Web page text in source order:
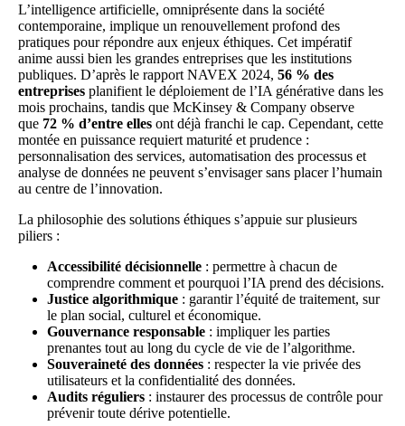
L’intelligence artificielle, omniprésente dans la société
contemporaine, implique un renouvellement profond des
pratiques pour répondre aux enjeux éthiques. Cet impératif
anime aussi bien les grandes entreprises que les institutions
publiques. D’après le rapport NAVEX 2024, 56 % des
entreprises planifient le déploiement de l’IA générative dans les
mois prochains, tandis que McKinsey & Company observe
que 72 % d’entre elles ont déjà franchi le cap. Cependant, cette
montée en puissance requiert maturité et prudence :
personnalisation des services, automatisation des processus et
analyse de données ne peuvent s’envisager sans placer l’humain
au centre de l’innovation.
La philosophie des solutions éthiques s’appuie sur plusieurs
piliers :
Accessibilité décisionnelle : permettre à chacun de
comprendre comment et pourquoi l’IA prend des décisions.
Justice algorithmique : garantir l’équité de traitement, sur
le plan social, culturel et économique.
Gouvernance responsable : impliquer les parties
prenantes tout au long du cycle de vie de l’algorithme.
Souveraineté des données : respecter la vie privée des
utilisateurs et la confidentialité des données.
Audits réguliers : instaurer des processus de contrôle pour
prévenir toute dérive potentielle.